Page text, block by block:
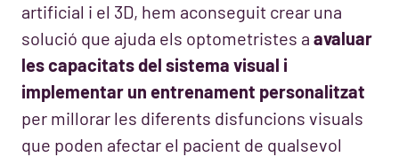
artificial i el 3D, hem aconseguit crear una
solució que ajuda els optometristes a avaluar
les capacitats del sistema visual i
implementar un entrenament personalitzat
per millorar les diferents disfuncions visuals
que poden afectar el pacient de qualsevol